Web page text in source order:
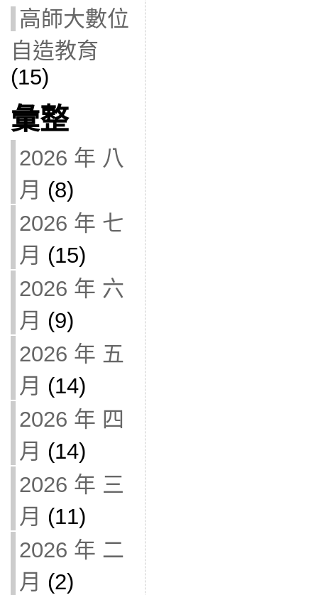
高師大數位
自造教育
(15)
彙整
2026 年 八
月 (8)
2026 年 七
月 (15)
2026 年 六
月 (9)
2026 年 五
月 (14)
2026 年 四
月 (14)
2026 年 三
月 (11)
2026 年 二
月 (2)